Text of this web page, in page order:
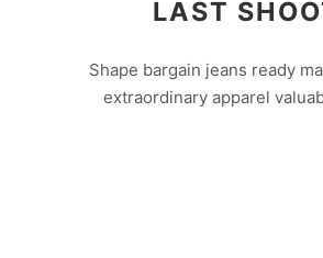
LAST
Shape bargain jeans ready
extraordinary apparel